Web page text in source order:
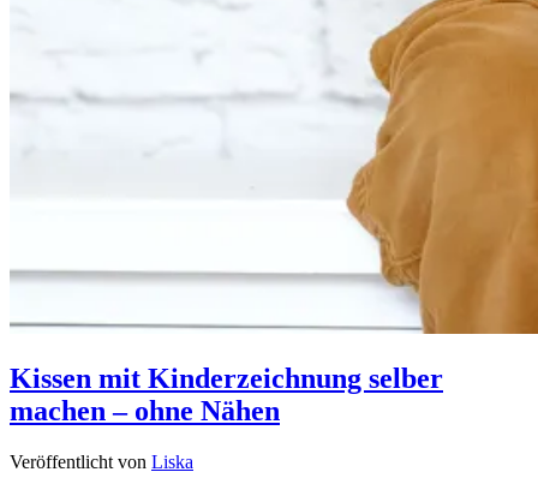
Kissen mit Kinderzeichnung selber
machen – ohne Nähen
Veröffentlicht von Liska